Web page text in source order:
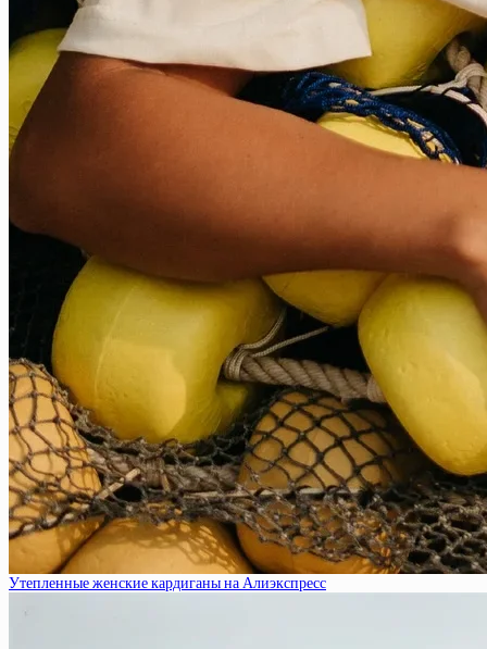
Утепленные женские кардиганы на Алиэкспресс